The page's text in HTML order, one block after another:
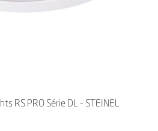
RS PRO Série DL - STEINEL